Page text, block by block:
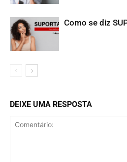
Como se diz
DEIXE UMA RESPOSTA